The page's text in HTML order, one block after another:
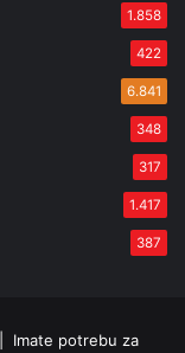
1.858
422
6.841
348
317
1.417
387
Imate potrebu za